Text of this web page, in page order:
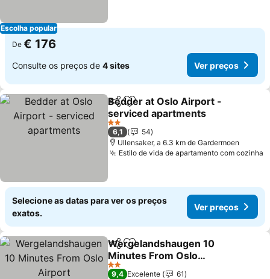
Escolha popular
De € 176
Consulte os preços de 4 sites Ver preços
PartilharAdicionar aos favoritos
Bedder at Oslo Airport -
serviced apartments
2 Estrelas
6,1
54
Ullensaker, a 6.3 km de Gardermoen
Estilo de vida de apartamento com cozinha
Selecione as datas para ver os preços
exatos.
Ver preços
PartilharAdicionar aos favoritos
Wergelandshaugen 10
Minutes From Oslo
Airport
2 Estrelas
9,4 Excelente
61